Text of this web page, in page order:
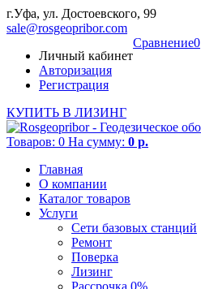
г.Уфа, ул. Достоевского, 99
sale@rosgeopribor.com
Личный кабинет
Авторизация
Регистрация
Cравнение0
КУПИТЬ В ЛИЗИНГ
Товаров: 0 На сумму: 0 р.
Главная
О компании
Каталог товаров
Услуги
Сети базовых станций
Ремонт
Поверка
Лизинг
Рассрочка 0%